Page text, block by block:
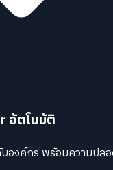
อัตโนมัติ
บองค์กร พร้อมความปล